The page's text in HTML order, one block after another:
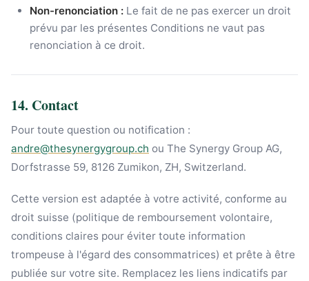
Non-renonciation : Le fait de ne pas exercer un droit
prévu par les présentes Conditions ne vaut pas
renonciation à ce droit.
14. Contact
Pour toute question ou notification :
andre@thesynergygroup.ch ou The Synergy Group AG,
Dorfstrasse 59, 8126 Zumikon, ZH, Switzerland.
Cette version est adaptée à votre activité, conforme au
droit suisse (politique de remboursement volontaire,
conditions claires pour éviter toute information
trompeuse à l'égard des consommatrices) et prête à être
publiée sur votre site. Remplacez les liens indicatifs par